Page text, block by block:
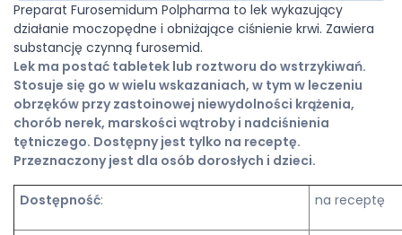
Preparat Furosemidum Polpharma to lek wykazujący
działanie moczopędne i obniżające ciśnienie krwi. Zawiera
substancję czynną furosemid.
Lek ma postać tabletek lub roztworu do wstrzykiwań.
Stosuje się go w wielu wskazaniach, w tym w leczeniu
obrzęków przy zastoinowej niewydolności krążenia,
chorób nerek, marskości wątroby i nadciśnienia
tętniczego. Dostępny jest tylko na receptę.
Przeznaczony jest dla osób dorosłych i dzieci.
Dostępność: na receptę